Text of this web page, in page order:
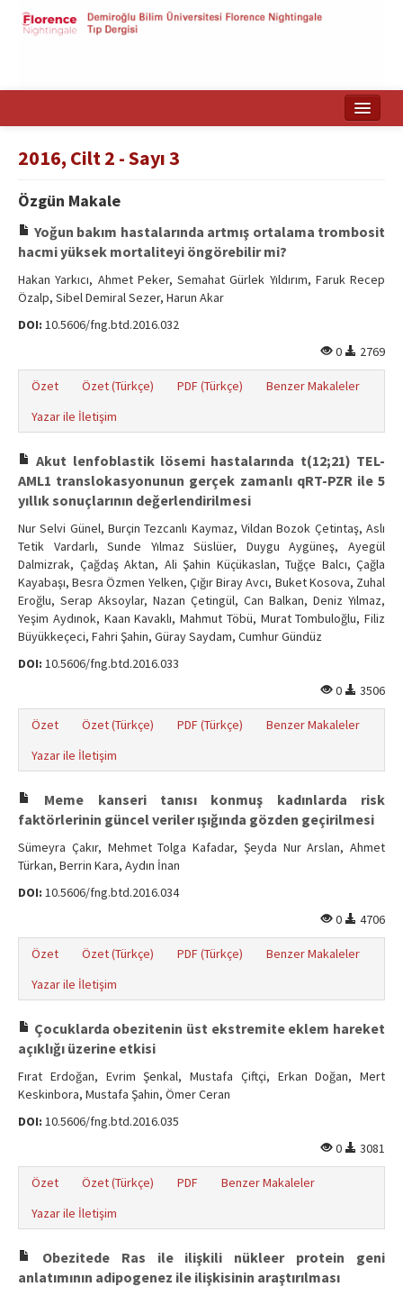
2016, Cilt 2 - Sayı 3
Özgün Makale
Yoğun bakım hastalarında artmış ortalama trombosit
hacmi yüksek mortaliteyi öngörebilir mi?
Hakan Yarkıcı, Ahmet Peker, Semahat Gürlek Yıldırım, Faruk Recep
Özalp, Sibel Demiral Sezer, Harun Akar
DOI: 10.5606/fng.btd.2016.032
0
2769
Özet Özet (Türkçe) PDF (Türkçe)
Benzer Makaleler
Yazar ile İletişim
Akut lenfoblastik lösemi hastalarında t(12;21) TEL-
AML1 translokasyonunun gerçek zamanlı qRT-PZR ile 5
yıllık sonuçlarının değerlendirilmesi
Nur Selvi Günel, Burçin Tezcanlı Kaymaz, Vildan Bozok Çetintaş, Aslı
Tetik Vardarlı, Sunde Yılmaz Süslüer, Duygu Aygüneş, Ayegül
Dalmizrak, Çağdaş Aktan, Ali Şahin Küçükaslan, Tuğçe Balcı, Çağla
Kayabaşı, Besra Özmen Yelken, Çığır Biray Avcı, Buket Kosova, Zuhal
Eroğlu, Serap Aksoylar, Nazan Çetingül, Can Balkan, Deniz Yılmaz,
Yeşim Aydınok, Kaan Kavaklı, Mahmut Töbü, Murat Tombuloğlu, Filiz
Büyükkeçeci, Fahri Şahin, Güray Saydam, Cumhur Gündüz
DOI: 10.5606/fng.btd.2016.033
0
3506
Özet Özet (Türkçe) PDF (Türkçe)
Benzer Makaleler
Yazar ile İletişim
Meme kanseri tanısı konmuş kadınlarda risk
faktörlerinin güncel veriler ışığında gözden geçirilmesi
Sümeyra Çakır, Mehmet Tolga Kafadar, Şeyda Nur Arslan, Ahmet
Türkan, Berrin Kara, Aydın İnan
DOI: 10.5606/fng.btd.2016.034
0
4706
Özet Özet (Türkçe) PDF (Türkçe)
Benzer Makaleler
Yazar ile İletişim
Çocuklarda obezitenin üst ekstremite eklem hareket
açıklığı üzerine etkisi
Fırat Erdoğan, Evrim Şenkal, Mustafa Çiftçi, Erkan Doğan, Mert
Keskinbora, Mustafa Şahin, Ömer Ceran
DOI: 10.5606/fng.btd.2016.035
0
3081
Özet Özet (Türkçe) PDF
Benzer Makaleler
Yazar ile İletişim
Obezitede Ras ile ilişkili nükleer protein geni
anlatımının adipogenez ile ilişkisinin araştırılması